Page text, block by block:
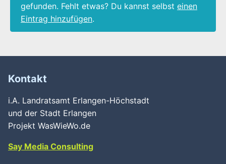
gefunden. Fehlt etwas? Du kannst selbst einen
Eintrag hinzufügen.
Kontakt
i.A. Landratsamt Erlangen-Höchstadt
und der Stadt Erlangen
Projekt WasWieWo.de
Say Media Consulting